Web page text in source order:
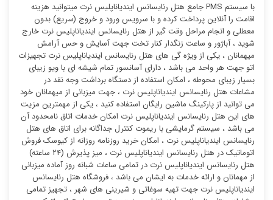
با سیستم PMS جامع هتل رنایسانس ایندیاناپلیس نرت میتوانید هزینه
اقامت را آنلاین پرداخت کرده و با سرویس ورود و خروج (سریع) بدون
معطلی و انجام مراحل وقت گیر از هتل رنایسانس ایندیاناپلیس نرت خارج
شوید ، آباژور و ساعت زنگدار کنار تخت جهت آسایش و حس آرامش
میهمانان ، یکی از ویژه گی های هتل رنایسانس ایندیاناپلیس نرت تجهیزات
اتو جهت هر واحد می باشد ، دارای آسانسور تمام شیشه ای با ویو زیبای
بسیار زیبای محوطه ، امکان استفاده از دستگاه برداشت وجه نقد در
مشاعات هتل رنایسانس ایندیاناپلیس نرت ، جهت میزبانی از میهمانان خود
می توانید از پارکینگ ماشین رایگان استفاده کنید ، یکی از مهمترین مزیت
های این هتل رنایسانس ایندیاناپلیس نرت امکان خدمات اتاق نامحدود آن
می باشد ، سیستم گرمایشی با ریموت کنترل جداگانه برای اتاق های هتل
رنایسانس ایندیاناپلیس نرت ، امکان خرید روزنامه روزانه از کیوسک فروش
اتوماتیک در هتل رنایسانس ایندیاناپلیس نرت ، میز پذیرش (۲۴ ساعته)
هتل رنایسانس ایندیاناپلیس نرت در تمامی ساعات شبانه روز آماده میزبانی
از مهمانان و ارائه خدمات به ایشان می باشد ، فروشگاه هتل رنایسانس
ایندیاناپلیس نرت جهت تهیه سوغاتی و شیرینی های شهر ، تجهیز تمامی